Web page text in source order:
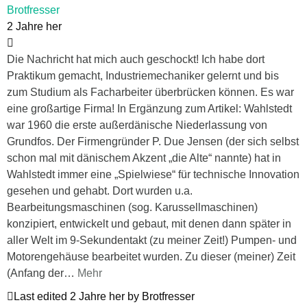
Brotfresser
2 Jahre her
Die Nachricht hat mich auch geschockt! Ich habe dort
Praktikum gemacht, Industriemechaniker gelernt und bis
zum Studium als Facharbeiter überbrücken können. Es war
eine großartige Firma! In Ergänzung zum Artikel: Wahlstedt
war 1960 die erste außerdänische Niederlassung von
Grundfos. Der Firmengründer P. Due Jensen (der sich selbst
schon mal mit dänischem Akzent „die Alte“ nannte) hat in
Wahlstedt immer eine „Spielwiese“ für technische Innovation
gesehen und gehabt. Dort wurden u.a.
Bearbeitungsmaschinen (sog. Karussellmaschinen)
konzipiert, entwickelt und gebaut, mit denen dann später in
aller Welt im 9-Sekundentakt (zu meiner Zeit!) Pumpen- und
Motorengehäuse bearbeitet wurden. Zu dieser (meiner) Zeit
(Anfang der… Mehr
Last edited 2 Jahre her by Brotfresser